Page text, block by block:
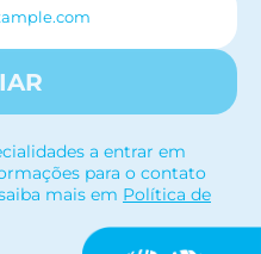
a entrar em
para o contato
mais em Política de